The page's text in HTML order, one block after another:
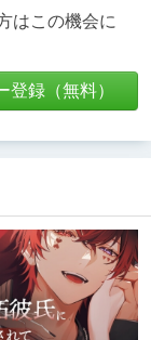
はこの機会に
登録（無料）